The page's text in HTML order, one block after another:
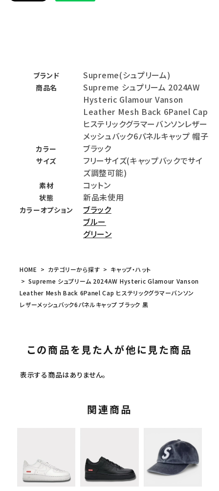
ブランド Supreme(シュプリーム)
商品名
Supreme シュプリーム 2024AW
Hysteric Glamour Vanson
Leather Mesh Back 6Panel Cap
ヒステリックグラマーバンソンレザー
メッシュバック6パネルキャップ 帽子
カラー ブラック
サイズ
フリーサイズ(キャップバックでサイ
ズ調整可能)
素材 コットン
状態 新品未使用
カラーオプション
ブラック
ブルー
グリーン
HOME カテゴリーから探す
キャップ・ハット
Supreme シュプリーム 2024AW Hysteric Glamour Vanson
Leather Mesh Back 6Panel Cap ヒステリックグラマーバンソン
レザーメッシュバック6パネルキャップ ブラック 黒
この商品を見た人が他に見た商品
表示する商品はありません。
関連商品